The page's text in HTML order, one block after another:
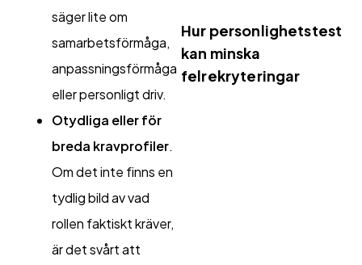
säger lite om
samarbetsförmåga,
anpassningsförmåga
eller personligt driv.
Otydliga eller för
breda kravprofiler.
Om det inte finns en
tydlig bild av vad
rollen faktiskt kräver,
är det svårt att
Hur personlighetstest
kan minska
felrekryteringar